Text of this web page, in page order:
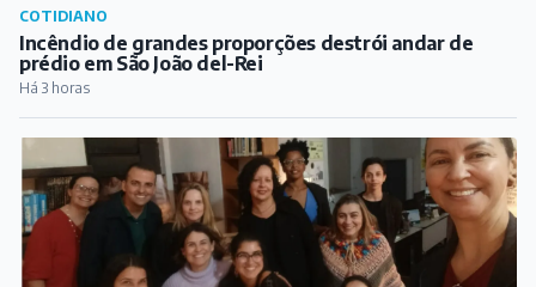
CULTURA
Encontro do Clube do Livro promove reflexões sobre a
obra "Mulheres que Correm com os Lobos"
Há 4 horas